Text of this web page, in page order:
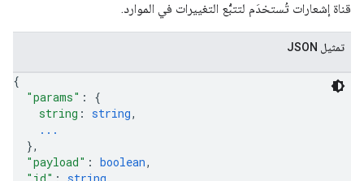
قناة إشعارات تُستخدَم لتتبُّع التغييرات في الموارد.
تمثيل JSON
{
"params" : {
string : string,
...
},
"payload" : boolean,